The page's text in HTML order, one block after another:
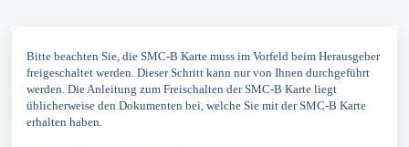
Bitte beachten Sie, die SMC-B Karte muss im Vorfeld beim Herausgeber
freigeschaltet werden. Dieser Schritt kann nur von Ihnen durchgeführt
werden. Die Anleitung zum Freischalten der SMC-B Karte liegt
üblicherweise den Dokumenten bei, welche Sie mit der SMC-B Karte
erhalten haben.